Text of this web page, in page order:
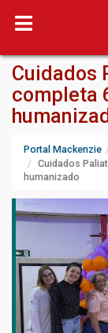
Cuidados
completa
Portal Mackenzie
Cuidados
humanizado